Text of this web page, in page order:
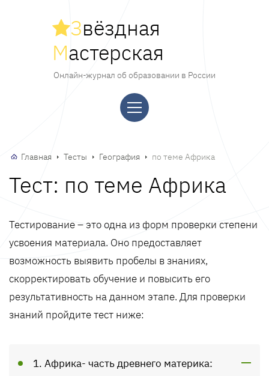
Звёздная
Мастерская
Онлайн-журнал об образовании в России
Главная Тесты География по теме Африка
Тест: по теме Африка
Тестирование – это одна из форм проверки степени
усвоения материала. Оно предоставляет
возможность выявить пробелы в знаниях,
скорректировать обучение и повысить его
результативность на данном этапе. Для проверки
знаний пройдите тест ниже:
1. Африка- часть древнего материка: